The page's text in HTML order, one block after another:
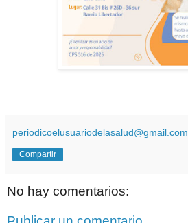
periodicoelusuariodelasalud@gmail.com
Compartir
No hay comentarios: